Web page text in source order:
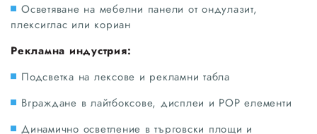
Осветяване на мебелни панели от ондулазит,
плексиглас или кориан
Рекламна индустрия:
Подсветка на лексове и рекламни табла
Вграждане в лайтбоксове, дисплеи и POP елементи
Динамично осветление в търговски площи и